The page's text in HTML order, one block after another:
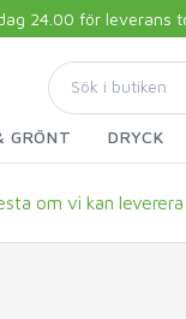
24.00 för leverans
GRÖNT DRYCK
om vi kan